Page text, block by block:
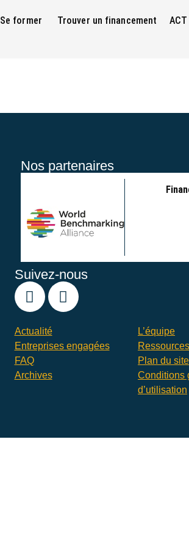
Se former Trouver un financement
Nos partenaires
Suivez-nous
Actualité
Entreprises engagées
FAQ
Archives
L’équipe
Ressources
Plan du site
Conditions
d’utilisation